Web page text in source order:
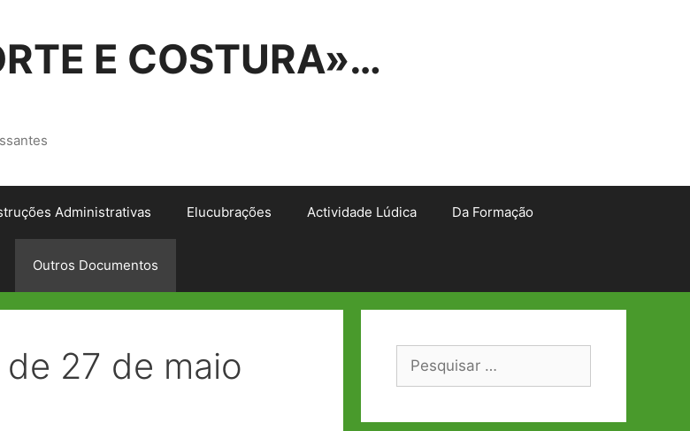
E COSTURA»…
Administrativas Elucubrações Actividade Lúdica Da Formação
Outros Documentos
27 de maio
Pesquisar